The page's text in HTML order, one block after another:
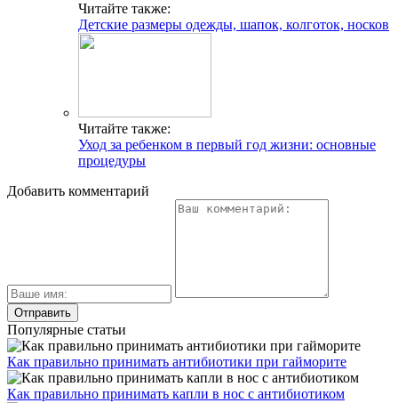
Читайте также:
Детские размеры одежды, шапок, колготок, носков
Читайте также:
Уход за ребенком в первый год жизни: основные
процедуры
Добавить комментарий
Популярные статьи
Как правильно принимать антибиотики при гайморите
Как правильно принимать капли в нос с антибиотиком